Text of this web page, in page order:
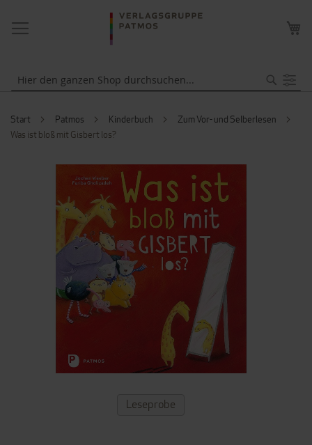
NAVIGATION
UMSCHALTEN
Start Patmos Kinderbuch
Zum Vor- und Selberlesen
Was ist bloß mit Gisbert los?
ENDE
BILDERGALERIE
SPRINGEN
ZUM
ANFANG
Leseprobe